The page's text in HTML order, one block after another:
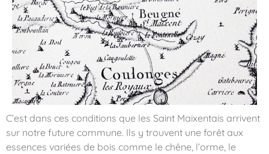
C’est dans ces conditions que les Saint Maixentais arrivent
sur notre future commune. Ils y trouvent une forêt aux
essences variées de bois comme le chêne, l’orme, le